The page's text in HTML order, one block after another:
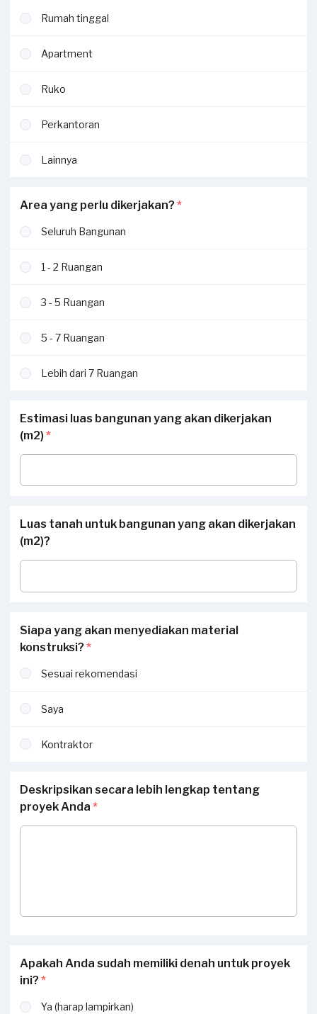
Rumah tinggal
Apartment
Ruko
Perkantoran
Lainnya
Area yang perlu dikerjakan? *
Seluruh Bangunan
1 - 2 Ruangan
3 - 5 Ruangan
5 - 7 Ruangan
Lebih dari 7 Ruangan
Estimasi luas bangunan yang akan dikerjakan
(m2) *
Luas tanah untuk bangunan yang akan dikerjakan
(m2)?
Siapa yang akan menyediakan material
konstruksi? *
Sesuai rekomendasi
Saya
Kontraktor
Deskripsikan secara lebih lengkap tentang
proyek Anda *
Apakah Anda sudah memiliki denah untuk proyek
ini? *
Ya (harap lampirkan)